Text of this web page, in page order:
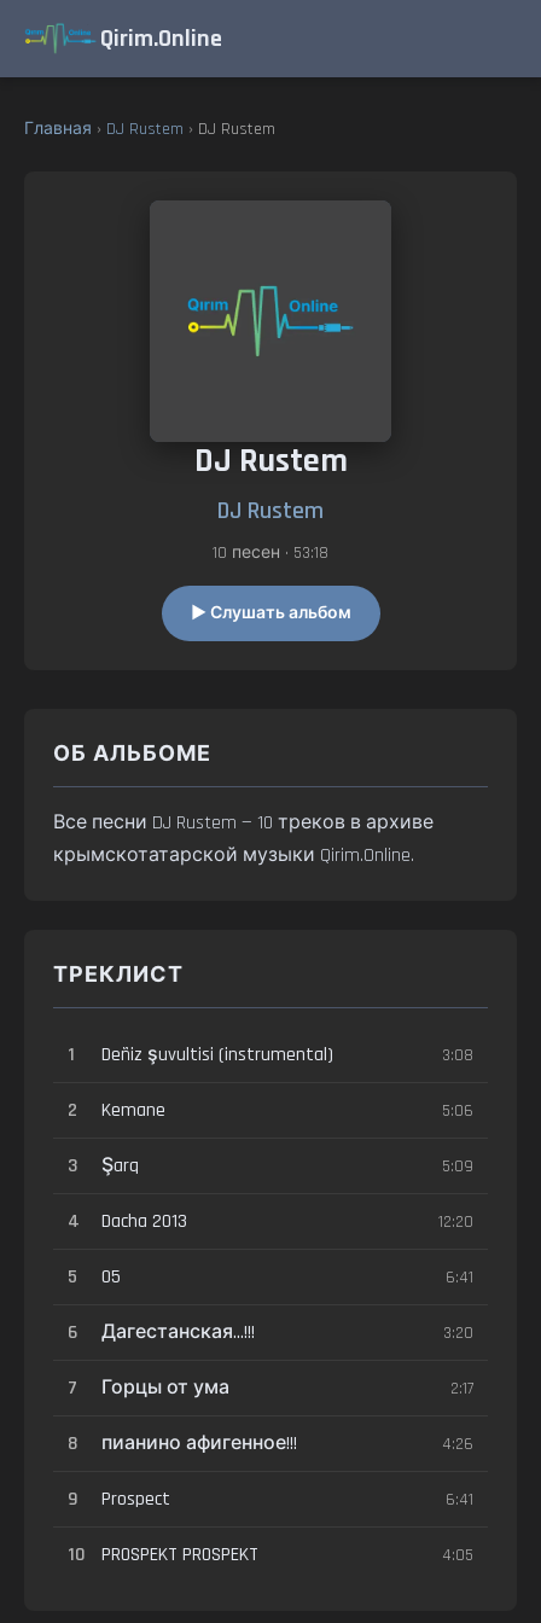
Qirim.Online
Главная › DJ Rustem › DJ Rustem
DJ Rustem
DJ Rustem
10 песен • 53:18
▶ Слушать альбом
ОБ АЛЬБОМЕ
Все песни DJ Rustem — 10 треков в архиве
крымскотатарской музыки Qirim.Online.
ТРЕКЛИСТ
1 Deñiz şuvultisi (instrumental) 3:08
2 Kemane 5:06
3 Şarq 5:09
4 Dacha 2013 12:20
5 05 6:41
6 Дагестанская...!!! 3:20
7 Горцы от ума 2:17
8 пианино афигенное!!! 4:26
9 Prospect 6:41
10 PROSPEKT PROSPEKT 4:05